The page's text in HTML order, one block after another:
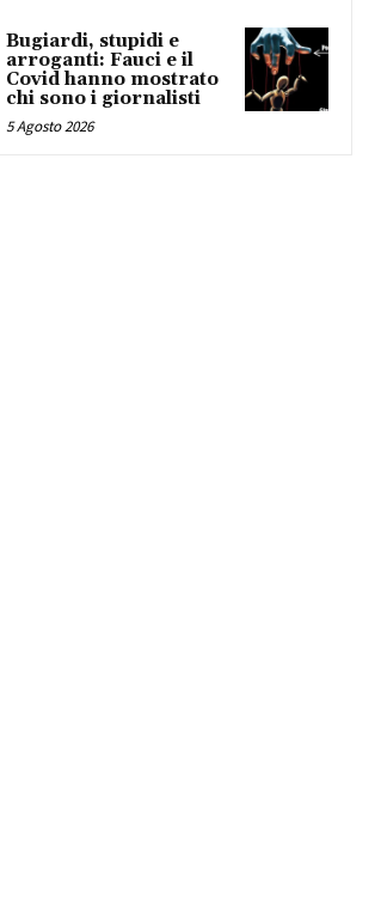
Bugiardi, stupidi e
arroganti: Fauci e il
Covid hanno mostrato
chi sono i giornalisti
5 Agosto 2026